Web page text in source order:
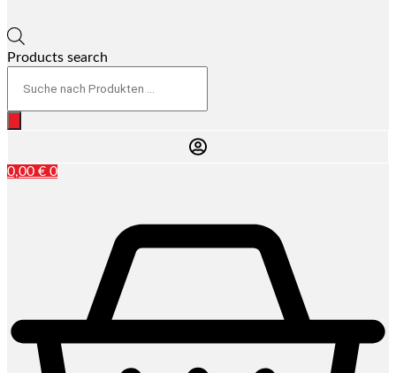
Products search
0,00 € 0